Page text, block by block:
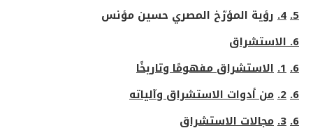
5.
4. رؤية المؤرّخ المصري حسين مؤنس
6. الاستشراق
6.
1. الاستشراق مفهومًا وتاريخًا
6.
2. من أدوات الاستشراق وآلياته
6.
3. مجالات الاستشراق